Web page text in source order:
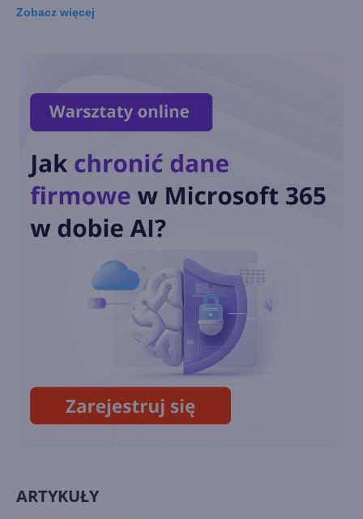
tryb AI w przeglądarce
Copilot w menu
nowej karty w Edge
Podsumowanie roku 2024 w
Microsoft Edge. Sprawdź
statystyki!
Zobacz więcej
ARTYKUŁY